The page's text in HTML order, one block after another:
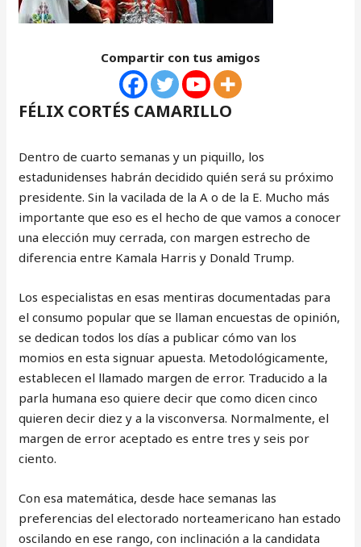
Compartir con tus amigos
FÉLIX CORTÉS CAMARILLO
Dentro de cuarto semanas y un piquillo, los
estadunidenses habrán decidido quién será su próximo
presidente. Sin la vacilada de la A o de la E. Mucho más
importante que eso es el hecho de que vamos a conocer
una elección muy cerrada, con margen estrecho de
diferencia entre Kamala Harris y Donald Trump.
Los especialistas en esas mentiras documentadas para
el consumo popular que se llaman encuestas de opinión,
se dedican todos los días a publicar cómo van los
momios en esta signuar apuesta. Metodológicamente,
establecen el llamado margen de error. Traducido a la
parla humana eso quiere decir que como dicen cinco
quieren decir diez y a la visconversa. Normalmente, el
margen de error aceptado es entre tres y seis por
ciento.
Con esa matemática, desde hace semanas las
preferencias del electorado norteamericano han estado
oscilando en ese rango, con inclinación a la candidata